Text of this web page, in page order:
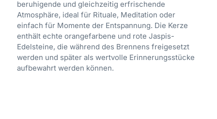
beruhigende und gleichzeitig erfrischende
Atmosphäre, ideal für Rituale, Meditation oder
einfach für Momente der Entspannung. Die Kerze
enthält echte orangefarbene und rote Jaspis-
Edelsteine, die während des Brennens freigesetzt
werden und später als wertvolle Erinnerungsstücke
aufbewahrt werden können.